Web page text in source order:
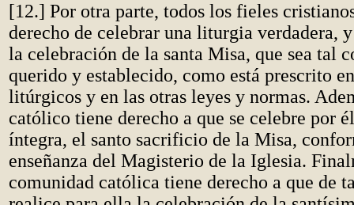
[12.] Por otra parte, todos los fieles
derecho de celebrar una liturgia verdadera,
la celebración de la santa Misa, que sea tal
querido y establecido, como está prescrito
litúrgicos y en las otras leyes y normas.
católico tiene derecho a que se celebre por
íntegra, el santo sacrificio de la Misa,
enseñanza del Magisterio de la Iglesia.
comunidad católica tiene derecho a que de